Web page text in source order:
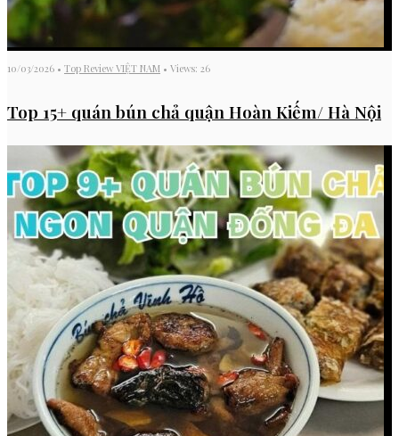
10/03/2026 • Top Review VIỆT NAM • Views: 26
Top 15+ quán bún chả quận Hoàn Kiếm/ Hà Nội